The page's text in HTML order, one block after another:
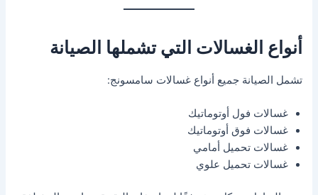
أنواع الغسالات التي تشملها الصيانة
تشمل الصيانة جميع أنواع غسالات سامسونج:
غسالات فول أوتوماتيك
غسالات فوق أوتوماتيك
غسالات تحميل أمامي
غسالات تحميل علوي